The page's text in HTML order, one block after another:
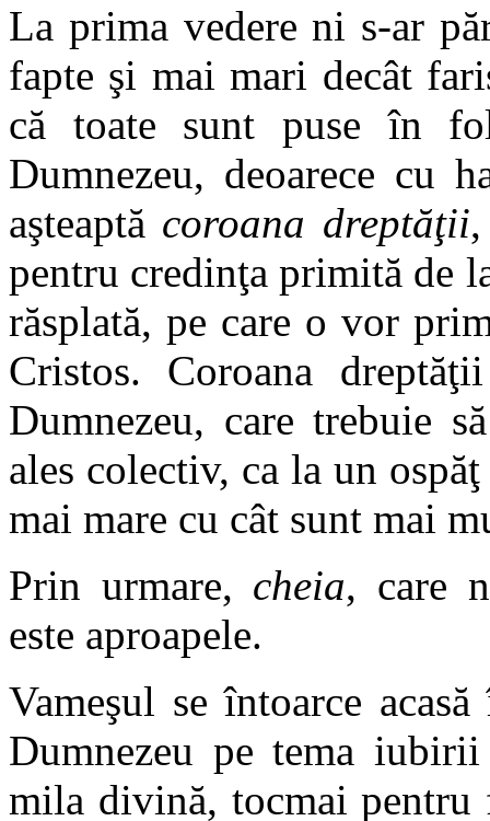
La prima vedere ni s-ar
fapte şi mai mari decât
că toate sunt puse în
Dumnezeu, deoarece cu
aşteaptă coroana dreptăţii
pentru credinţa primită de
răsplată, pe care o vor
Cristos. Coroana
Dumnezeu, care trebuie
ales colectiv, ca la un
mai mare cu cât sunt mai
Prin urmare, cheia, care
este aproapele.
Vameşul se întoarce
Dumnezeu pe tema
mila divină, tocmai pentru